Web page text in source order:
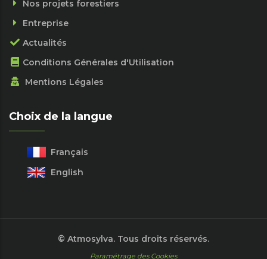
Nos projets forestiers
Entreprise
Actualités
Conditions Générales d'Utilisation
Mentions Légales
Choix de la langue
Français
English
© Atmosylva. Tous droits réservés.
Paramétrage des Cookies